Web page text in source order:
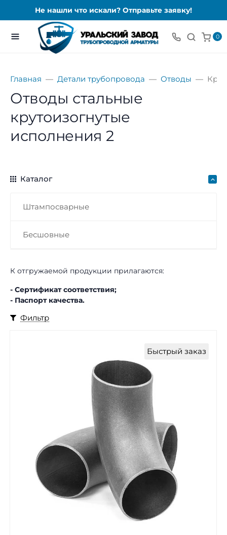
Не нашли что искали? Отправьте заявку!
0
Главная Детали трубопровода Отводы
Отводы стальные
крутоизогнутые
исполнения 2
Каталог
Штампосварные
Бесшовные
К отгружаемой продукции прилагаются:
- Сертификат соответствия;
- Паспорт качества.
Фильтр
Быстрый заказ